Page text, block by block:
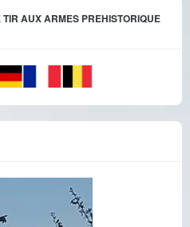
AUX ARMES PREHISTORIQUE